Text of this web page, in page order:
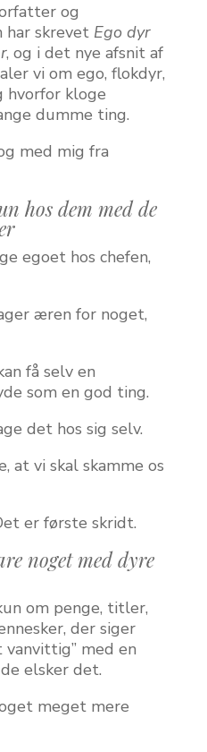
og
har skrevet Ego dyr
, og i det nye afsnit af
vi om ego, flokdyr,
hvorfor kloge
dumme ting.
med mig fra
hos dem med de
egoet hos chefen,
æren for noget,
få selv en
som en god ting.
det hos sig selv.
at vi skal skamme os
er første skridt.
noget med dyre
om penge, titler,
der siger
med en
elsker det.
meget mere